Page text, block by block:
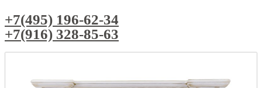
+7(495) 196-62-34
+7(916) 328-85-63